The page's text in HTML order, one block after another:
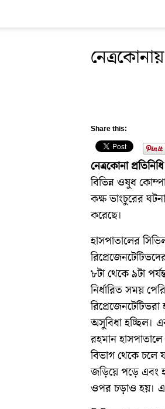
Share this:
নেত্রকোনা
বিভিন্ন ওষুধ
কক্ষ ভাংচুরের
করেছে।
হাসপাতালের
৮টা থেকে ৯টা
নির্ধারিত সময়
অসুবিধা হচ্ছিল।
রহমান
বিভাগ থেকে চলে
জড়িয়ে পড়ে এবং
ওপর চড়াও হয়। এ